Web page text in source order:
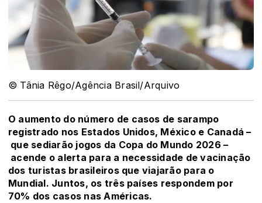
© Tânia Rêgo/Agência Brasil/Arquivo
O aumento do número de casos de sarampo
registrado nos Estados Unidos, México e Canadá –
que sediarão jogos da Copa do Mundo 2026 –
acende o alerta para a necessidade de vacinação
dos turistas brasileiros que viajarão para o
Mundial. Juntos, os três países respondem por
70% dos casos nas Américas.